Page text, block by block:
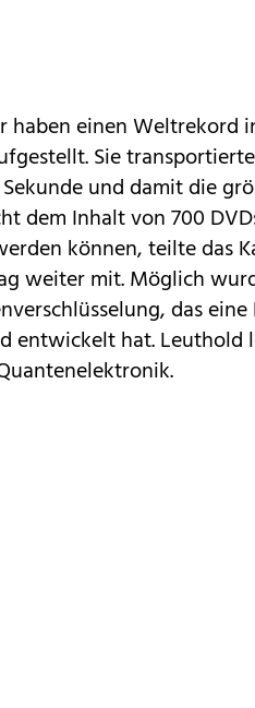
haben einen Weltrekord
Sie
und damit die
dem Inhalt von 700
können, teilte das
weiter mit. Möglich
das
entwickelt hat. Leuthold